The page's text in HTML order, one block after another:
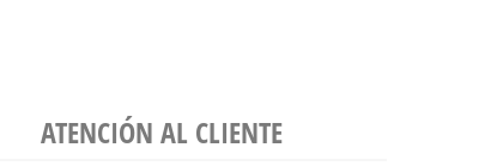
ATENCIÓN AL CLIENTE